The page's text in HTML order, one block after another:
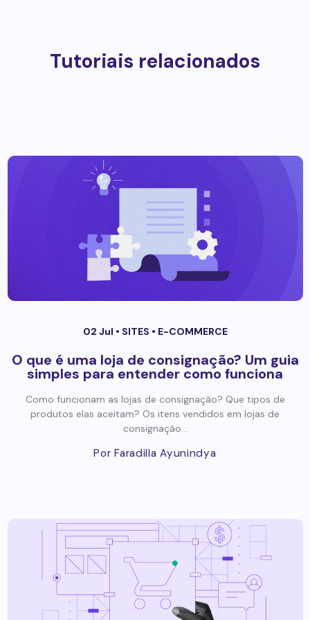
Tutoriais relacionados
02 Jul • SITES • E-COMMERCE
O que é uma loja de consignação? Um guia
simples para entender como funciona
Como funcionam as lojas de consignação? Que tipos de
produtos elas aceitam? Os itens vendidos em lojas de
consignação...
Por Faradilla Ayunindya